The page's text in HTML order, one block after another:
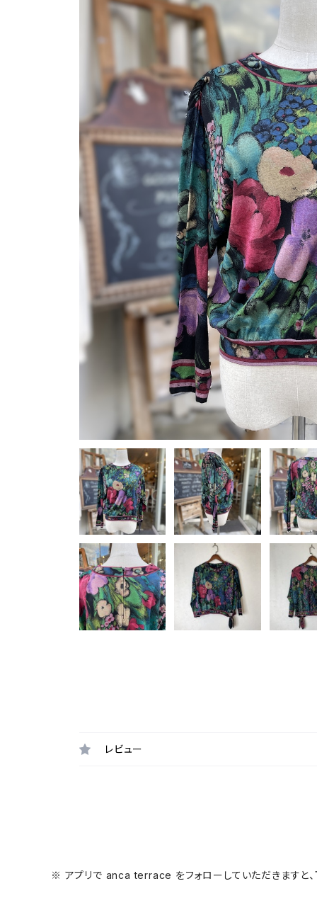
レビュー
※ アプリで anca terrace をフォローしていただきますと